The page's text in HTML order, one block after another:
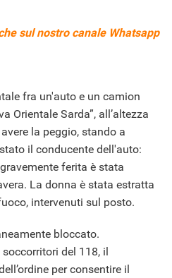
sul nostro canale Whatsapp
fra un'auto e un camion
Orientale Sarda”, all’altezza
la peggio, stando a
il conducente dell'auto:
ferita è stata
La donna è stata estratta
intervenuti sul posto.
bloccato.
del 118, il
per consentire il